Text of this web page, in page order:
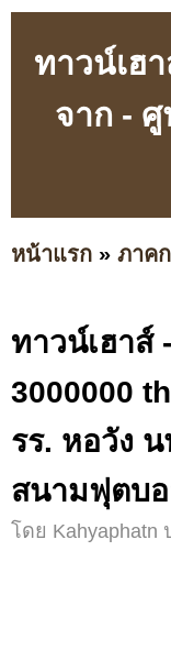
ทาวน์เฮ
จาก -
หน้าแรก » ภาค
ทาวน์เฮาส์
3000000
รร. หอวัง
สนามฟุตบอ
โดย Kahyaphatn